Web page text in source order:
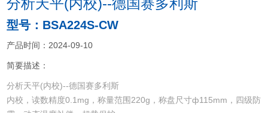
分析天平(内校)--德国赛多利斯
型号：BSA224S-CW
产品时间：2024-09-10
简要描述：
分析天平(内校)--德国赛多利斯
内校，读数精度0.1mg，称量范围220g，称盘尺寸ф115mm，四级防